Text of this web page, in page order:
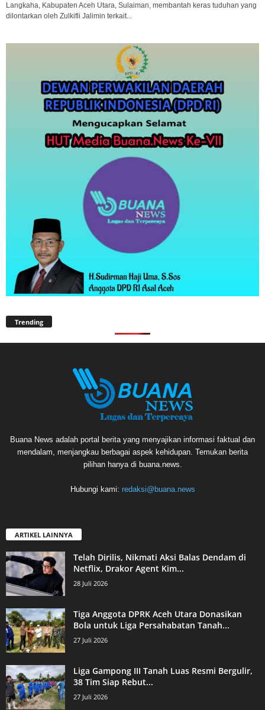
Langkaha, Kabupaten Aceh Utara, Sulaiman, membantah keras tuduhan yang
dilontarkan oleh Zulkifli Jalimin terkait...
Trending
Buana News adalah portal berita yang menyajikan informasi faktual dan
mendalam, menjangkau berbagai aspek kehidupan. Temukan berita
pilihan hanya di buana.news.
Hubungi kami: redaksi@buana.news
ARTIKEL LAINNYA
Telah Dirilis, Nikmati Aksi Balas Dendam di
Netflix, Drakor Agent Kim...
28 Juli 2026
Tiga Anggota DPRK Aceh Utara Donasikan
Bola untuk Liga Persahabatan Tanah...
27 Juli 2026
Liga Gampong III Tanah Luas Resmi Bergulir,
38 Tim Siap Rebut...
27 Juli 2026